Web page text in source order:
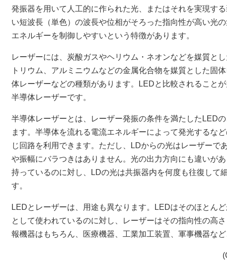
発振器を用いて人工的に作られた光、またはそれを実現す
い短波長（単色）の波長や位相がそろった指向性が高い光
エネルギーを制御しやすいという特徴があります。
レーザーには、炭酸ガスやヘリウム・ネオンなどを媒質と
トリウム、アルミニウムなどの金属化合物を媒質とした固
体レーザーなどの種類があります。LEDと比較されること
半導体レーザーです。
半導体レーザーとは、レーザー発振の条件を満たしたLED
ます。半導体を流れる電流エネルギーによって発光するな
じ回路を利用できます。ただし、LDからの光はレーザーで
や振幅にバラつきはありません。光の出力方向にも違いが
持っているのに対し、LDの光は共振器内を何度も往復して
す。
LEDとレーザーは、用途も異なります。LEDはそのほとん
として使われているのに対し、レーザーはその指向性の高
報機器はもちろん、医療機器、工業加工装置、軍事機器な